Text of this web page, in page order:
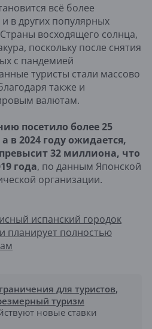
всё более
в других популярных
восходящего солнца,
поскольку после снятия
с пандемией
туристы стали массово
также и
валютам.
посетило более 25
в 2024 году ожидается,
32 миллиона, что
года, по данным Японской
организации.
испанский городок
планирует полностью
для туристов,
туризм
новые ставки